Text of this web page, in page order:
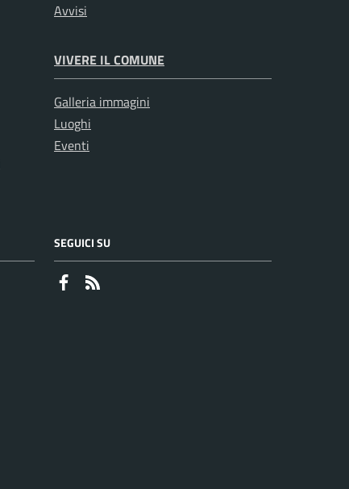
Avvisi
VIVERE IL COMUNE
Galleria immagini
Luoghi
Eventi
SEGUICI SU
Faceboook